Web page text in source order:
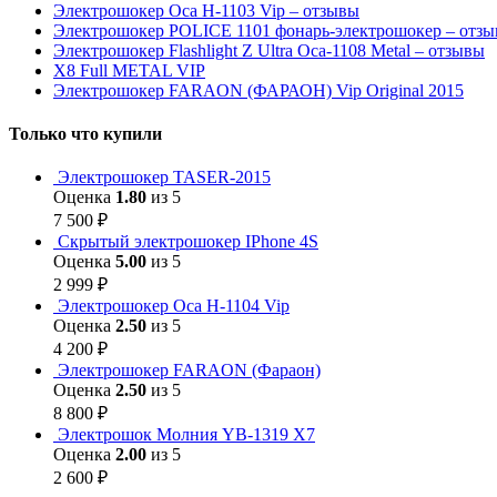
Электрошокер Оса H-1103 Vip – отзывы
Электрошокер POLICE 1101 фонарь-электрошокер –
Электрошокер Flashlight Z Ultra Оса-1108 Metal – отзывы
Х8 Full METAL VIP
Электрошокер FARAON (ФАРАОН) Vip Original 2015
Только что купили
Электрошокер TASER-2015
Оценка 1.80 из 5
7 500 ₽
Скрытый электрошокер IPhone 4S
Оценка 5.00 из 5
2 999 ₽
Электрошокер Оса H-1104 Vip
Оценка 2.50 из 5
4 200 ₽
Электрошокер FARAON (Фараон)
Оценка 2.50 из 5
8 800 ₽
Электрошок Молния YB-1319 Х7
Оценка 2.00 из 5
2 600 ₽